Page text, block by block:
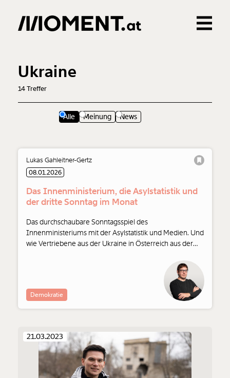
0 Treffer
Ukraine
14Treffer
Alle Meinung News
Lukas Gahleitner-Gertz
08.01.2026
Das Innenministerium, die Asylstatistik und
der dritte Sonntag im Monat
Das durchschaubare Sonntagsspiel des
Innenministeriums mit der Asylstatistik und Medien. Und
wie Vertriebene aus der Ukraine in Österreich aus der
Demokratie
21.03.2023